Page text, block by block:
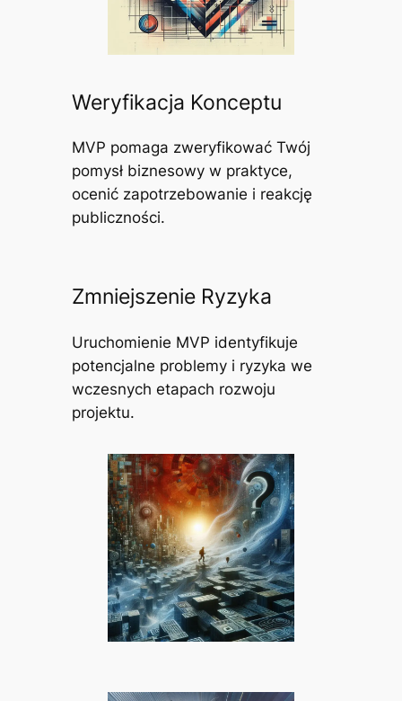
Weryfikacja Konceptu
MVP pomaga zweryfikować Twój
pomysł biznesowy w praktyce,
ocenić zapotrzebowanie i reakcję
publiczności.
Zmniejszenie Ryzyka
Uruchomienie MVP identyfikuje
potencjalne problemy i ryzyka we
wczesnych etapach rozwoju
projektu.